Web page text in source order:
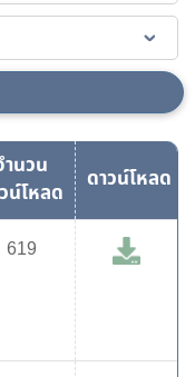
นวน
น์โหลด
ดาวน์โหลด
619